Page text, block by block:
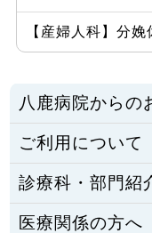
【産婦人科】分
八鹿病院からの
ご利用について
診療科・部門紹
医療関係の方へ